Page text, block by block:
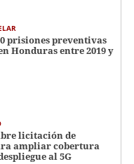
prisiones preventivas
Honduras entre 2019 y
licitación de
ampliar cobertura
al 5G